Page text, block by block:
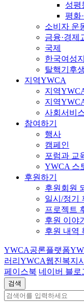
성평
평화
소비자 운
금융·경제
국제
한국여성
탈핵기후
지역YWCA
지역
지역
사회서비
참여하기
행사
캠페인
포럼과 교
YWCA 스
후원하기
후원회원
일시/정기
프로젝트
후원 이야기
후원 내역
YWCA공론플랫폼
러리 YWCA웹진복지
페이스북 네이버 블로
검색